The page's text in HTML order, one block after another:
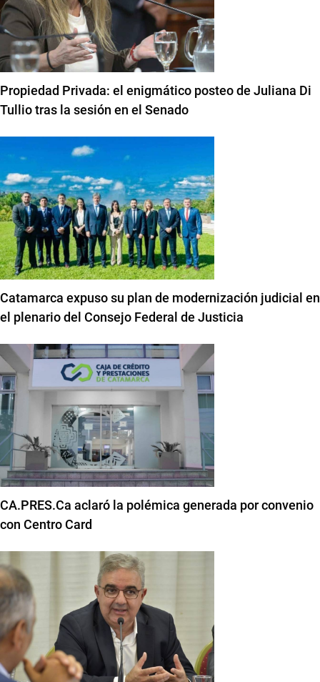
Propiedad Privada: el enigmático posteo de Juliana Di
Tullio tras la sesión en el Senado
Catamarca expuso su plan de modernización judicial en
el plenario del Consejo Federal de Justicia
CA.PRES.Ca aclaró la polémica generada por convenio
con Centro Card